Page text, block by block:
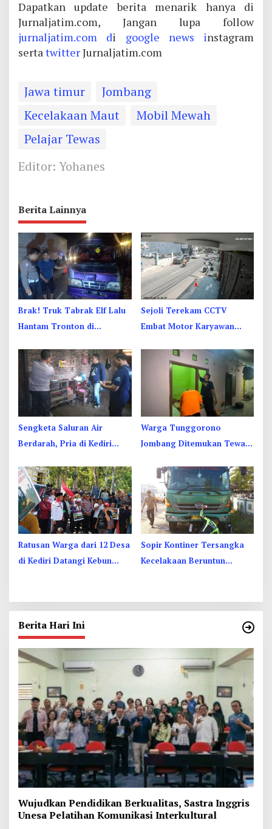
Dapatkan update berita menarik hanya di
Jurnaljatim.com, Jangan lupa follow
jurnaljatim.com di google news instagram
serta twitterJurnaljatim.com
Jawa timur
Jombang
Kecelakaan Maut
Mobil Mewah
Pelajar Tewas
Editor: Yohanes
Berita Lainnya
Brak! Truk Tabrak Elf Lalu
Hantam Tronton di
Terjepit
Sejoli Terekam CCTV
Embat Motor Karyawan
Kamar Jenazah
Sengketa Saluran Air
Berdarah, Pria di Kediri
Tetangga
Warga Tunggorono
Jombang Ditemukan Tewas
Begini Kata Polisi
Ratusan Warga dari 12 Desa
di Kediri Datangi Kebun
Sopir Kontiner Tersangka
Kecelakaan Beruntun
Berita Hari Ini
Wujudkan Pendidikan Berkualitas, Sastra Inggris
Unesa Pelatihan Komunikasi Interkultural